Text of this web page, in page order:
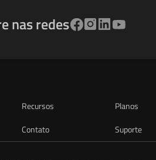
nas redes
Recursos
Contato
Planos
Suporte